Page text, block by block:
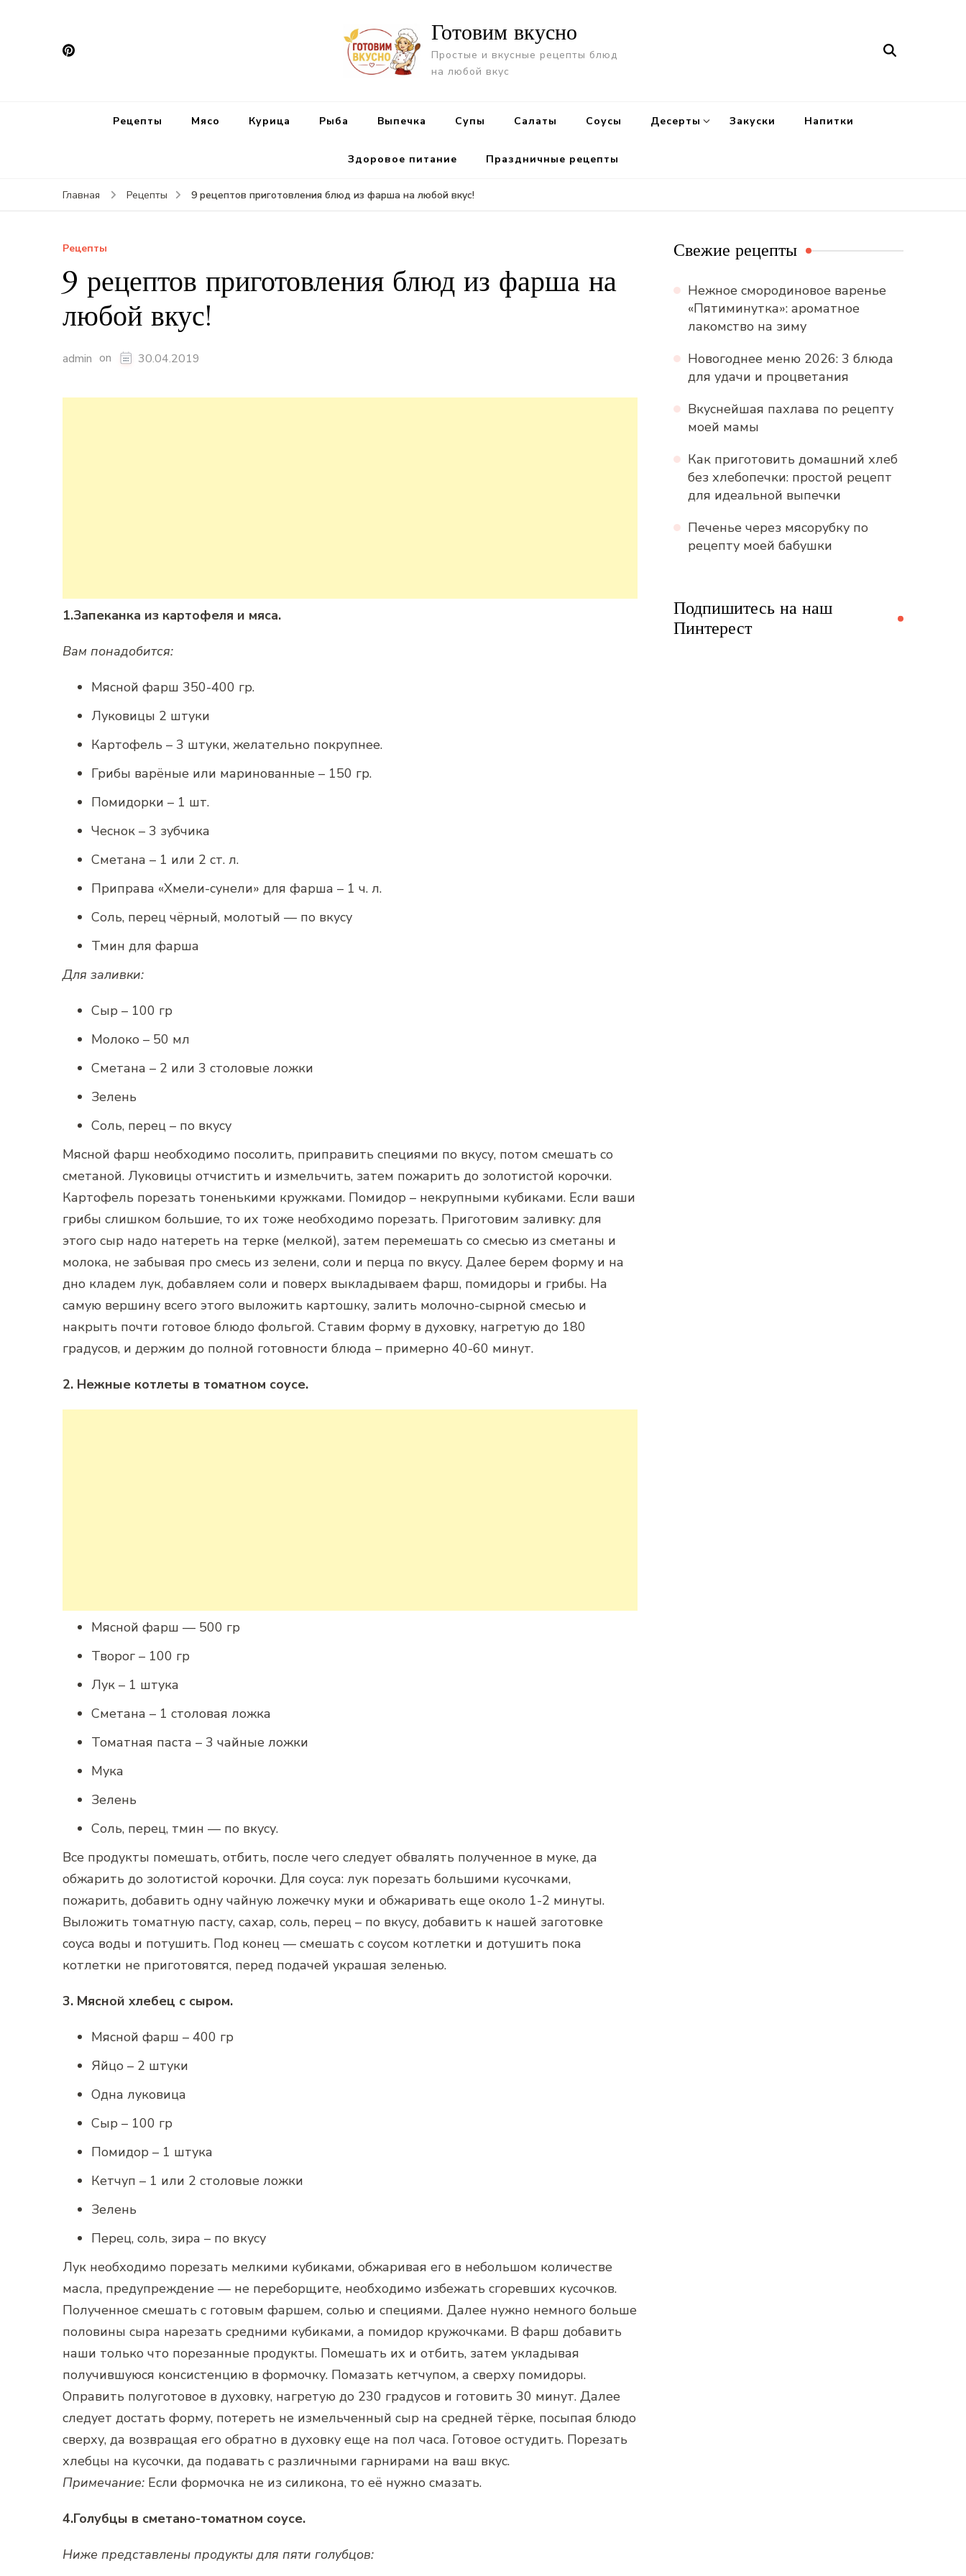
Готовим вкусно
Простые и вкусные рецепты блюд
на любой вкус
Рецепты Мясо Курица Рыба Выпечка Супы Салаты Cоусы Десерты Закуски Напитки
Здоровое питание Праздничные рецепты
Главная Рецепты 9 рецептов приготовления блюд из фарша на любой вкус!
Рецепты
9 рецептов приготовления блюд из фарша на
любой вкус!
admin on 30.04.2019
1.Запеканка из картофеля и мяса.
Вам понадобится:
Мясной фарш 350-400 гр.
Луковицы 2 штуки
Картофель – 3 штуки, желательно покрупнее.
Грибы варёные или маринованные – 150 гр.
Помидорки – 1 шт.
Чеснок – 3 зубчика
Сметана – 1 или 2 ст. л.
Приправа «Хмели-сунели» для фарша – 1 ч. л.
Соль, перец чёрный, молотый — по вкусу
Тмин для фарша
Для заливки:
Сыр – 100 гр
Молоко – 50 мл
Сметана – 2 или 3 столовые ложки
Зелень
Соль, перец – по вкусу
Мясной фарш необходимо посолить, приправить специями по вкусу, потом смешать со
сметаной. Луковицы отчистить и измельчить, затем пожарить до золотистой корочки.
Картофель порезать тоненькими кружками. Помидор – некрупными кубиками. Если ваши
грибы слишком большие, то их тоже необходимо порезать. Приготовим заливку: для
этого сыр надо натереть на терке (мелкой), затем перемешать со смесью из сметаны и
молока, не забывая про смесь из зелени, соли и перца по вкусу. Далее берем форму и на
дно кладем лук, добавляем соли и поверх выкладываем фарш, помидоры и грибы. На
самую вершину всего этого выложить картошку, залить молочно-сырной смесью и
накрыть почти готовое блюдо фольгой. Ставим форму в духовку, нагретую до 180
градусов, и держим до полной готовности блюда – примерно 40-60 минут.
2. Нежные котлеты в томатном соусе.
Мясной фарш — 500 гр
Творог – 100 гр
Лук – 1 штука
Сметана – 1 столовая ложка
Томатная паста – 3 чайные ложки
Мука
Зелень
Соль, перец, тмин — по вкусу.
Все продукты помешать, отбить, после чего следует обвалять полученное в муке, да
обжарить до золотистой корочки. Для соуса: лук порезать большими кусочками,
пожарить, добавить одну чайную ложечку муки и обжаривать еще около 1-2 минуты.
Выложить томатную пасту, сахар, соль, перец – по вкусу, добавить к нашей заготовке
соуса воды и потушить. Под конец — смешать с соусом котлетки и дотушить пока
котлетки не приготовятся, перед подачей украшая зеленью.
3. Мясной хлебец с сыром.
Мясной фарш – 400 гр
Яйцо – 2 штуки
Одна луковица
Сыр – 100 гр
Помидор – 1 штука
Кетчуп – 1 или 2 столовые ложки
Зелень
Перец, соль, зира – по вкусу
Лук необходимо порезать мелкими кубиками, обжаривая его в небольшом количестве
масла, предупреждение — не переборщите, необходимо избежать сгоревших кусочков.
Полученное смешать с готовым фаршем, солью и специями. Далее нужно немного больше
половины сыра нарезать средними кубиками, а помидор кружочками. В фарш добавить
наши только что порезанные продукты. Помешать их и отбить, затем укладывая
получившуюся консистенцию в формочку. Помазать кетчупом, а сверху помидоры.
Оправить полуготовое в духовку, нагретую до 230 градусов и готовить 30 минут. Далее
следует достать форму, потереть не измельченный сыр на средней тёрке, посыпая блюдо
сверху, да возвращая его обратно в духовку еще на пол часа. Готовое остудить. Порезать
хлебцы на кусочки, да подавать с различными гарнирами на ваш вкус.
Примечание: Если формочка не из силикона, то её нужно смазать.
4.Голубцы в сметано-томатном соусе.
Ниже представлены продукты для пяти голубцов:
Свежие рецепты
Нежное смородиновое варенье
«Пятиминутка»: ароматное
лакомство на зиму
Новогоднее меню 2026: 3 блюда
для удачи и процветания
Вкуснейшая пахлава по рецепту
моей мамы
Как приготовить домашний хлеб
без хлебопечки: простой рецепт
для идеальной выпечки
Печенье через мясорубку по
рецепту моей бабушки
Подпишитесь на наш
Пинтерест